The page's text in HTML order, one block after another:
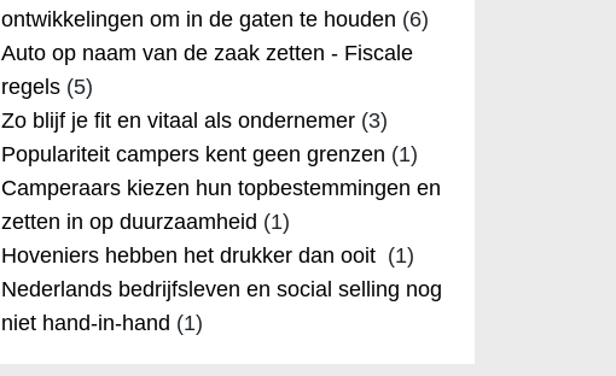
ontwikkelingen om in de gaten te houden (6)
Auto op naam van de zaak zetten - Fiscale
regels(5)
Zo blijf je fit en vitaal als ondernemer(3)
Populariteit campers kent geen grenzen (1)
Camperaars kiezen hun topbestemmingen en
zetten in op duurzaamheid (1)
Hoveniers hebben het drukker dan ooit (1)
Nederlands bedrijfsleven en social selling nog
niet hand-in-hand (1)